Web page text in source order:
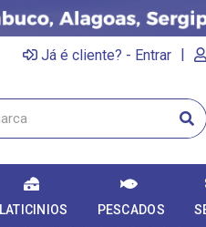
Já é cliente? - Entrar |
LATICINIOS PESCADOS